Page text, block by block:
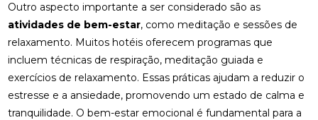
Outro aspecto importante a ser considerado são as
atividades de bem-estar, como meditação e sessões de
relaxamento. Muitos hotéis oferecem programas que
incluem técnicas de respiração, meditação guiada e
exercícios de relaxamento. Essas práticas ajudam a reduzir o
estresse e a ansiedade, promovendo um estado de calma e
tranquilidade. O bem-estar emocional é fundamental para a